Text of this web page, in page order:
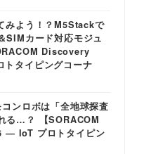
みよう！？M5Stackで
SIMカード対応モジュ
Discovery
タイピングコーナ
ンロボは「全地球探査
る…？ 【SORACOM
― IoT プロトタイピン